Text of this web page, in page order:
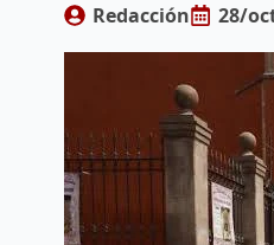
Redacción 28/